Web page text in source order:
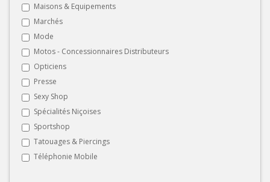
Maisons & Equipements
Marchés
Mode
Motos - Concessionnaires Distributeurs
Opticiens
Presse
Sexy Shop
Spécialités Niçoises
Sportshop
Tatouages & Piercings
Téléphonie Mobile